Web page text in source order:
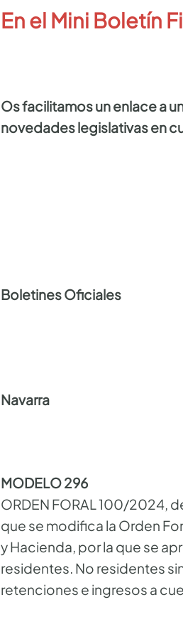
En el Mini Boletín
Os facilitamos un enlace a
novedades legislativas en
Boletines Oficiales
Navarra
MODELO 296
ORDEN FORAL 100/2024,
que se modifica la Orden
y Hacienda, por la que se
residentes. No residentes
retenciones e ingresos a